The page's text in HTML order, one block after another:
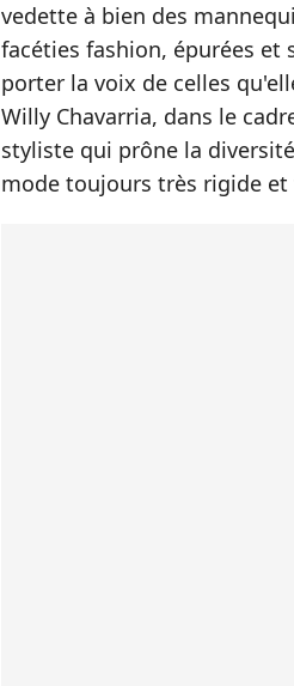
vedette à bien des
facéties fashion, épurées
porter la voix de celles
Willy Chavarria, dans le
styliste qui prône la
mode toujours très rigide